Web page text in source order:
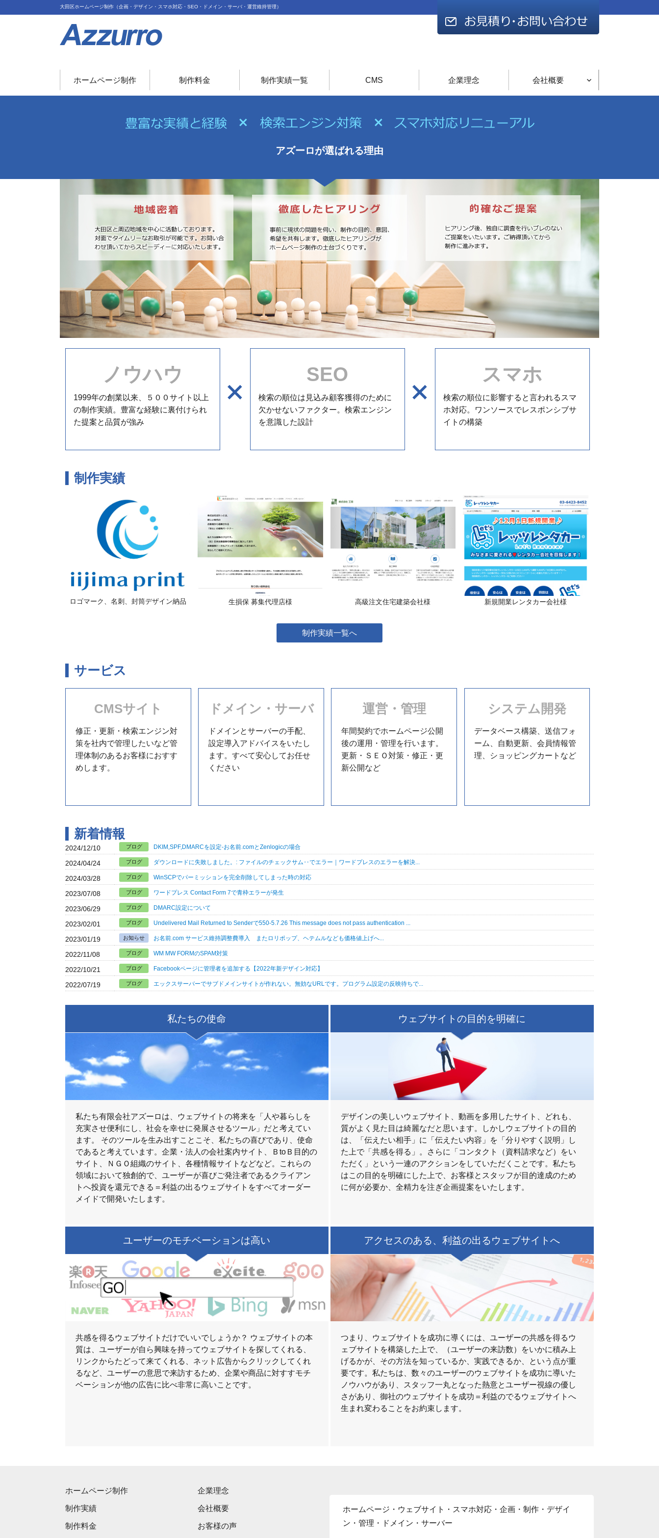
大田区ホームページ制作（企画・デザイン・スマホ対応・SEO・ドメイン・サーバ・運営維持管理）
ホームページ制作 制作料金 制作実績一覧 CMS 企業理念 会社概要
アズーロが選ばれる理由
ノウハウ
1999年の創業以来、５００サイト以上
の制作実績。豊富な経験に裏付けられ
た提案と品質が強み
SEO
検索の順位は見込み顧客獲得のために
欠かせないファクター。検索エンジン
を意識した設計
スマホ
検索の順位に影響すると言われるスマ
ホ対応。ワンソースでレスポンシブサ
イトの構築
制作実績
ロゴマーク、名刺、封筒デザイン納品 生損保 募集代理店様 高級注文住宅建築会社様 新規開業レンタカー会社様
制作実績一覧へ
サービス
CMSサイト
修正・更新・検索エンジン対
策を社内で管理したいなど管
理体制のあるお客様におすす
めします。
ドメイン・サーバ
ドメインとサーバーの手配、
設定導入アドバイスをいたし
ます。すべて安心してお任せ
ください
運営・管理
年間契約でホームページ公開
後の運用・管理を行います。
更新・ＳＥＯ対策・修正・更
新公開など
システム開発
データベース構築、送信フォ
ーム、自動更新、会員情報管
理、ショッピングカートなど
新着情報
2024/12/10 ブログ DKIM,SPF,DMARCを設定-お名前.comとZenlogicの場合
2024/04/24 ブログ ダウンロードに失敗しました。: ファイルのチェックサム‥でエラー｜ワードプレスのエラーを解決...
2024/03/28 ブログ WinSCPでパーミッションを完全削除してしまった時の対応
2023/07/08 ブログ ワードプレス Contact Form 7で青枠エラーが発生
2023/06/29 ブログ DMARC設定について
2023/02/01 ブログ Undelivered Mail Returned to Senderで550-5.7.26 This message does not pass authentication ...
2023/01/19 お知らせ お名前.com サービス維持調整費導入 またロリポップ、ヘテムルなども価格値上げへ...
2022/11/08 ブログ WM MW FORMのSPAM対策
2022/10/21 ブログ Facebookページに管理者を追加する【2022年新デザイン対応】
2022/07/19 ブログ エックスサーバーでサブドメインサイトが作れない。無効なURLです。プログラム設定の反映待ちで...
私たちの使命
私たち有限会社アズーロは、ウェブサイトの将来を「人や暮らしを
充実させ便利にし、社会を幸せに発展させるツール」だと考えてい
ます。 そのツールを生み出すことこそ、私たちの喜びであり、使命
であると考えています。企業・法人の会社案内サイト、ＢtoＢ目的の
サイト、ＮＧＯ組織のサイト、各種情報サイトなどなど。これらの
領域において独創的で、ユーザーが喜びご発注者であるクライアン
トへ投資を還元できる＝利益の出るウェブサイトをすべてオーダー
メイドで開発いたします。
ウェブサイトの目的を明確に
デザインの美しいウェブサイト、動画を多用したサイト、どれも、
質がよく見た目は綺麗なだと思います。しかしウェブサイトの目的
は、「伝えたい相手」に「伝えたい内容」を「分りやすく説明」し
た上で「共感を得る」。さらに「コンタクト（資料請求など）をい
ただく」という一連のアクションをしていただくことです。私たち
はこの目的を明確にした上で、お客様とスタッフが目的達成のため
に何が必要か、全精力を注ぎ企画提案をいたします。
ユーザーのモチベーションは高い
共感を得るウェブサイトだけでいいでしょうか？ ウェブサイトの本
質は、ユーザーが自ら興味を持ってウェブサイトを探してくれる、
リンクからたどって来てくれる、ネット広告からクリックしてくれ
るなど、ユーザーの意思で来訪するため、企業や商品に対すすモチ
ベーションが他の広告に比べ非常に高いことです。
アクセスのある、利益の出るウェブサイトへ
つまり、ウェブサイトを成功に導くには、ユーザーの共感を得るウ
ェブサイトを構築した上で、（ユーザーの来訪数）をいかに積み上
げるかが、その方法を知っているか、実践できるか、という点が重
要です。私たちは、数々のユーザーのウェブサイトを成功に導いた
ノウハウがあり、スタッフ一丸となった熱意とユーザー視線の優し
さがあり、御社のウェブサイトを成功＝利益のでるウェブサイトへ
生まれ変わることをお約束します。
ホームページ制作
制作実績
制作料金
企業理念
会社概要
お客様の声
ホームページ・ウェブサイト・スマホ対応・企画・制作・デザイ
ン・管理・ドメイン・サーバー